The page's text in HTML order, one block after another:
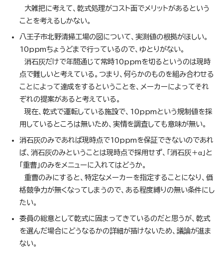
大雑把に考えて、乾式処理がコスト面でメリットがあるという
ことを考えるしかない。
八王子市北野清掃工場の図について、実測値の根拠がほしい。
10ppmちょうどまで行っているので、ゆとりがない。
消石灰だけで年間通じて常時10ppmを切るというのは現時
点で難しいと考えている。つまり、何らかのものを組み合わせる
ことによって達成をするということを、メーカーによってそれ
ぞれの提案があると考えている。
現在、乾式で運転している施設で、10ppmという規制値を採
用しているところは無いため、実情を調査しても意味が無い。
消石灰のみであれば現時点で10ppmを保証できないのであれ
ば、消石灰のみということは現時点で採用せず、「消石灰＋α」と
「重曹」のみをメニューに入れてはどうか。
重曹のみにすると、特定なメーカーを指定することになり、価
格競争力が無くなってしまうので、ある程度縛りの無い条件にし
たい。
委員の総意として乾式に固まってきているのだと思うが、乾式
を選んだ場合にどうなるかの詳細が描けないため、議論が進ま
ない。